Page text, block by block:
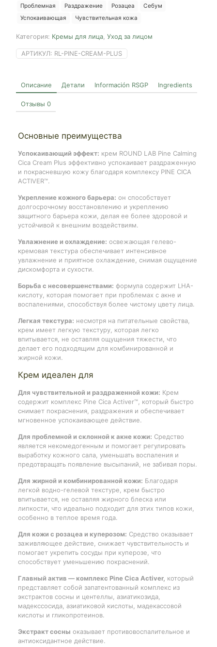
Описание Детали Información RSGP Ingredients
Отзывы 0
Основные преимущества
Успокаивающий эффект: крем ROUND LAB Pine Calming
Cica Cream Plus эффективно успокаивает раздраженную
и покрасневшую кожу благодаря комплексу PINE CICA
ACTIVER™.
Укрепление кожного барьера: он способствует
долгосрочному восстановлению и укреплению
защитного барьера кожи, делая ее более здоровой и
устойчивой к внешним воздействиям.
Увлажнение и охлаждение: освежающая гелево-
кремовая текстура обеспечивает интенсивное
увлажнение и приятное охлаждение, снимая ощущение
дискомфорта и сухости.
Борьба с несовершенствами: формула содержит LHA-
кислоту, которая помогает при проблемах с акне и
воспалениями, способствуя более чистому цвету лица.
Легкая текстура: несмотря на питательные свойства,
крем имеет легкую текстуру, которая легко
впитывается, не оставляя ощущения тяжести, что
делает его подходящим для комбинированной и
жирной кожи.
Крем идеален для
Для чувствительной и раздраженной кожи: Крем
содержит комплекс Pine Cica Activer™, который быстро
снимает покраснения, раздражения и обеспечивает
мгновенное успокаивающее действие.
Для проблемной и склонной к акне кожи: Средство
является некомедогенным и помогает регулировать
выработку кожного сала, уменьшать воспаления и
предотвращать появление высыпаний, не забивая поры.
Для жирной и комбинированной кожи: Благодаря
легкой водно-гелевой текстуре, крем быстро
впитывается, не оставляя жирного блеска или
липкости, что идеально подходит для этих типов кожи,
особенно в теплое время года.
Для кожи с розацеа и куперозом: Средство оказывает
заживляющее действие, снижает чувствительность и
помогает укрепить сосуды при куперозе, что
способствует уменьшению покраснений.
Главный актив — комплекс Pine Cica Activer, который
представляет собой запатентованный комплекс из
экстрактов сосны и центеллы, азиатикозида,
мадекссосида, азиатиковой кислоты, мадекассовой
кислоты и гликопротеинов.
Экстракт сосны оказывает противовоспалительное и
антиоксидантное действие.
Plus,
60ml
Проблемная
Раздражение Розацеа
Себум
Успокаивающая
Чувствительная кожа
Категория: Кремы для лица Уход за лицом
АРТИКУЛ: RL-PINE-CREAM-PLUS